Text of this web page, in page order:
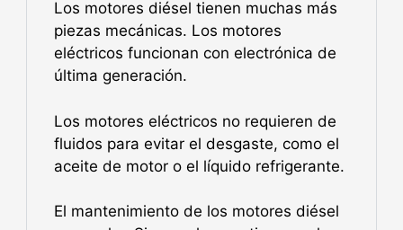
Los motores diésel tienen muchas más
piezas mecánicas. Los motores
eléctricos funcionan con electrónica de
última generación.
Los motores eléctricos no requieren de
fluidos para evitar el desgaste, como el
aceite de motor o el líquido refrigerante.
El mantenimiento de los motores diésel